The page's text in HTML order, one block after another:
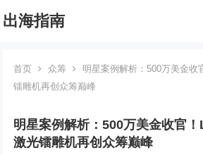
出海指南
首页 众筹
明星案例解析：500万美金收
镭雕机再创众筹巅峰
明星案例解析：500万美金收官
激光镭雕机再创众筹巅峰